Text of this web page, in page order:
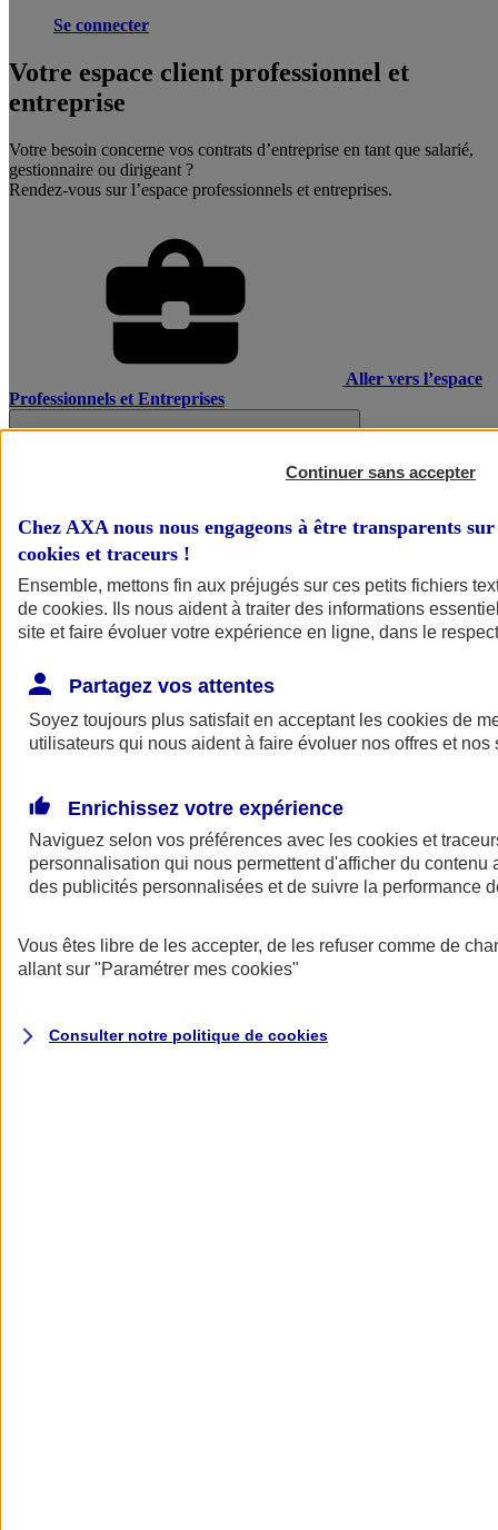
Se connecter
Votre espace client professionnel et
entreprise
Votre besoin concerne vos contrats d’entreprise en tant que salarié,
gestionnaire ou dirigeant ?
Rendez-vous sur l’espace professionnels et entreprises.
Aller vers l’espace
Professionnels et Entreprises
AXA Assurance
Continuer sans accepter
Chez AXA nous nous engageons à être transparents
cookies et traceurs !
Ensemble, mettons fin aux préjugés sur ces petits fichiers
de cookies. Ils nous aident à traiter des informations
site et faire évoluer votre expérience en ligne, dans le
Partagez vos attentes
Soyez toujours plus satisfait en acceptant les cookies de
utilisateurs qui nous aident à faire évoluer nos offres et nos
Enrichissez votre expérience
Naviguez selon vos préférences avec les cookies et
personnalisation qui nous permettent d'afficher du contenu
des publicités personnalisées et de suivre la performance
Vous êtes libre de les accepter, de les refuser comme de
allant sur "Paramétrer mes cookies"
Consulter notre politique de cookies